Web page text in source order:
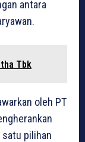
antara
Tbk
oleh PT
satu pilihan